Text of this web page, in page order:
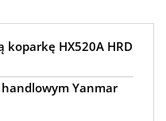
koparkę HX520A HRD
Yanmar